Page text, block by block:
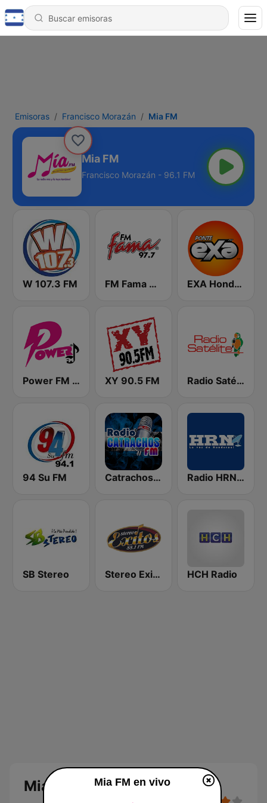
Emisoras Francisco Morazán Mia FM
Mia FM
Francisco Morazán - 96.1 FM
W 107.3 FM FM Fama 97.7 EXA Honduras
Power FM Honduras XY 90.5 FM Radio Satélite
94 Su FM Catrachos FM Radio HRN 92.9 FM
SB Stereo Stereo Exitos 88.1 FM HCH Radio
Mia FM en vivoMia FM en vivo